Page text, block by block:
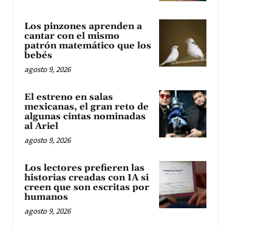
Los pinzones aprenden a
cantar con el mismo
patrón matemático que los
bebés
agosto 9, 2026
El estreno en salas
mexicanas, el gran reto de
algunas cintas nominadas
al Ariel
agosto 9, 2026
Los lectores prefieren las
historias creadas con IA si
creen que son escritas por
humanos
agosto 9, 2026